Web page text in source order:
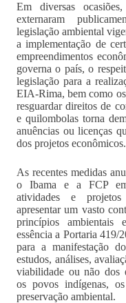
Em diversas
externaram
legislação ambiental
a implementação de
empreendimentos
governa o país, o
legislação para a
EIA-Rima, bem como
resguardar direitos de
e quilombolas torna
anuências ou licenças
dos projetos econômicos.
As recentes medidas
o Ibama e a FCP em
atividades e
apresentar um vasto
princípios ambientais
essência a Portaria 419/
para a manifestação
estudos, análises,
viabilidade ou não dos
os povos indígenas,
preservação ambiental.